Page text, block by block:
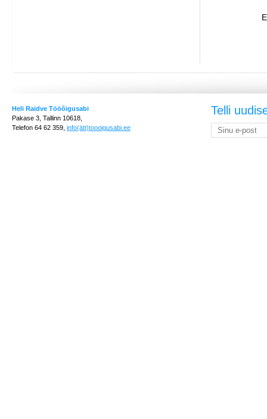
Heli Raidve Tööõigusabi
Pakase 3, Tallinn 10618,
Telefon 64 62 359, info(ätt)toooigusabi.ee
Telli